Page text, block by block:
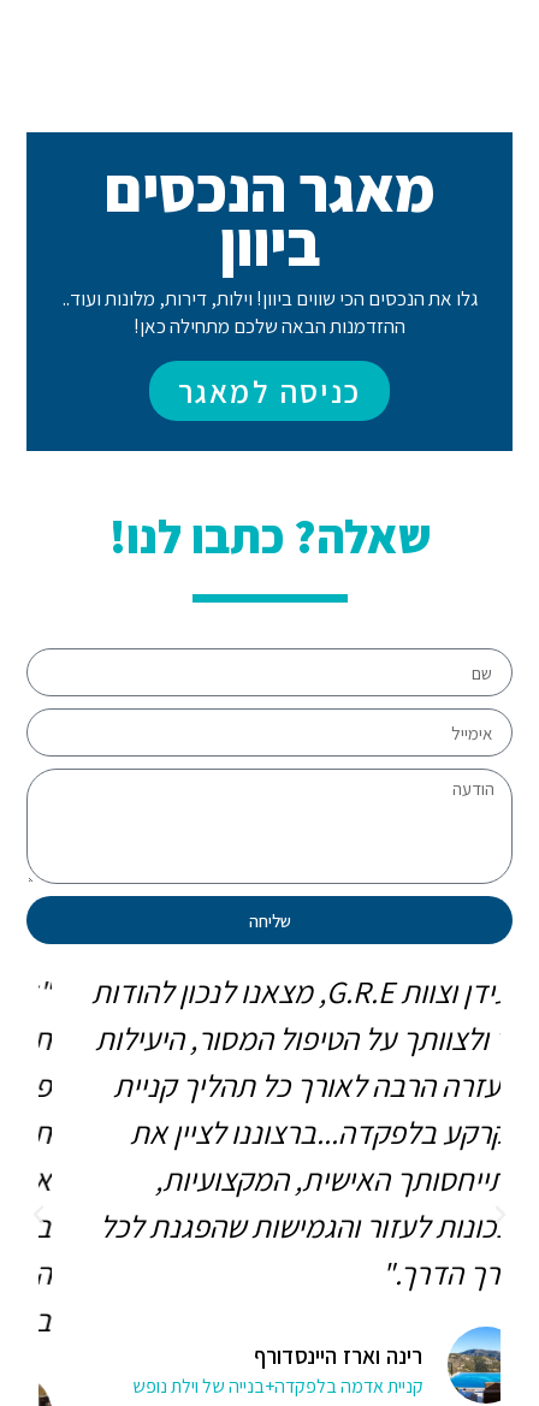
מאגר הנכסים
ביוון
גלו את הנכסים הכי שווים ביוון! וילות, דירות, מלונות ועוד..
ההזדמנות הבאה שלכם מתחילה כאן!
כניסה למאגר
שאלה? כתבו לנו!
שליחה
"אוהד וכל צוות G.R.E, תודה על ליווי
תהליך מוסדר שאיפשר לנו להפוך
פנטסיה למציאות..לא כל יום מסתיים
תהליך כזה כשהלקוח בקשרי ידידות
אמיתים עם כל הגורמים שמעורבים
בתהליך החל מהמוכר, דרך עו”ד,
הנוטריון, רו”ח וכמובן הספק שניצח
באכפתיות רבה על התזמורת כולה."